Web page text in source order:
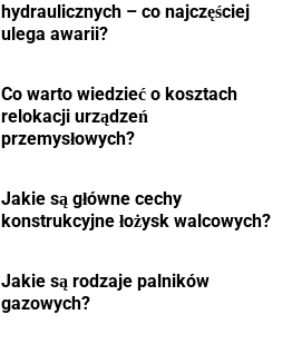
hydraulicznych – co najczęściej
ulega awarii?
Co warto wiedzieć o kosztach
relokacji urządzeń
przemysłowych?
Jakie są główne cechy
konstrukcyjne łożysk walcowych?
Jakie są rodzaje palników
gazowych?